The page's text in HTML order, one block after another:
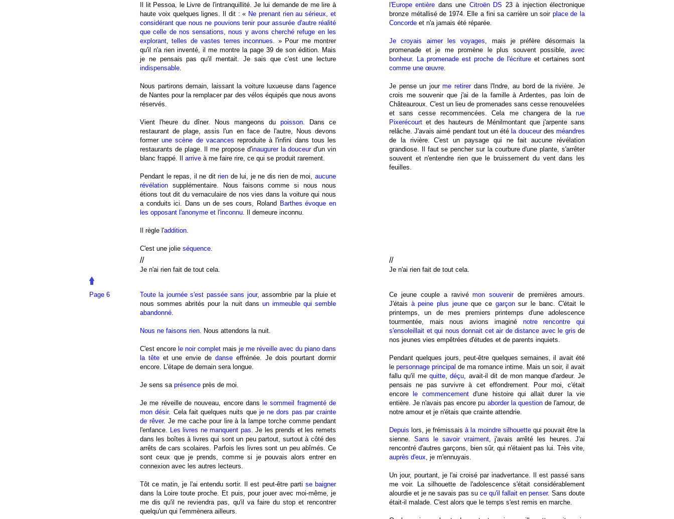
Il lit Pessoa, le Livre de l'intranquillité. Je lui demande de me lire à
haute voix quelques lignes. Il dit : « Ne prenant rien au sérieux, et
considérant que nous ne pouvions tenir pour assurée d'autre réalité
que celle de nos sensations, nous y avons cherché refuge en les
explorant, telles de vastes terres inconnues. » Pour me montrer
qu'il n'a rien inventé, il me montre la page 39 de son édition. Mais
je ne pensais pas qu'il mentait. Je sais que c'est une lecture
indispensable.
Nous partirons demain, laissant la voiture luxueuse dans l'agence
de Nantes pour la remplacer par des vélos équipés que nous avons
réservés.
Vient l'heure du dîner. Nous mangeons du poisson. Dans ce
restaurant de plage, assis l'un en face de l'autre, Nous devons
formerune scène de vacances reproduite à l'infini dans tous les
restaurants de plage. Il me propose d'inaugurer la douceurd'un vin
blanc frappé. Il arrive à me faire rire, ce qui se produit rarement.
Pendant le repas, il ne ditrien de lui, je ne dis rien de moi,aucune
révélation supplémentaire. Nous faisons comme si nous nous
étions tout dit du vernaculaire de nos vies dans la voiture qui nous
a conduits ici. Dans un de ses cours, Roland Barthes évoque en
les opposant l'anonyme et l'inconnu. Il demeure inconnu.
Il règle l'addition.
C'est une jolie séquence.
l'Europe entière dans une Citroën DS 23 à injection électronique
bronze métallisé de 1974. Elle a fini sa carrière un soir place de la
Concorde et n'a jamais été réparée.
Je croyais aimer les voyages, mais je préfère désormais la
promenade et je me promène le plus souvent possible, avec
bonheur. La promenade est proche de l'écritureet certaines sont
comme une œuvre.
Je pense un jourme retirerdans l'Indre, au bord de la rivière. Je
crois me souvenir que j'ai de la famille à Ardentes, pas loin de
Châteauroux. C'est un lieu de promenades sans cesse renouvelées
et sans cesse recommencées. Cela me changera de la rue
Pixerécourt et des hauteurs de Ménilmontant que j'arpente sans
relâche. J'avais aimé pendant tout un été la douceurdesméandres
de la rivière. C'est un paysage qui ne fait aucune révélation
grandiose. Il faut se pencher sur la courbure d'une plante, s'arrêter
souvent et n'entendre rien que le bruissement du vent dans les
feuilles.
//
Je n'ai rien fait de tout cela.
//
Je n'ai rien fait de tout cela.
Page 6 Toute la journée s'est passée sans jour, assombrie par la pluie et
nous sommes abrités pour la nuit dans un immeuble qui semble
abandonné.
Nous ne faisons rien. Nous attendons la nuit.
C'est encore le noir complet mais je me réveille avec du piano dans
la têteet une envie de danseeffrénée. Je dois pourtant dormir
encore. L'étape de demain sera longue.
Je sens sa présence près de moi.
Je me réveille de nouveau, encore dans le sommeil fragmenté de
mon désir. Cela fait quelques nuits que je ne dors pas par crainte
de rêver. Je me cache pour lire à la lampe torche comme pendant
l'enfance. Les livres ne manquent pas. Je les prends et les remets
dans les boîtes à livres qui sont un peu partout, surtout à côté des
arrêts de cars scolaires. Parfois les livres sont un peu abîmés. Ce
sont ceux que je prends, comme si je pouvais alors entrer en
connexion avec les autres lecteurs.
Tôt ce matin, je l'ai entendu sortir. Il est peut-être parti se baigner
dans la Loire toute proche. Et puis, pour jouer avec moi-même, je
me dis qu'il ne reviendra pas, qu'il va faire du stop et rencontrer
quelqu'un qui l'emmènera ailleurs.
Ce jeune couple a ravivémon souvenirde premières amours.
J'étais à peine plus jeuneque ce garçonsur le banc. C'était le
printemps, un de mes premiers printemps d'une adolescence
tourmentée, mais nous avions imaginé notre rencontre qui
s'ensoleillait et qui nous donnait cet air de distance avec le gris de
nos jeunes vies empêtrées d'études et de parents inquiets.
Pendant quelques jours, peut-être quelques semaines, il avait été
le personnage principal de ma romance intime. Mais un soir, il avait
fallu qu'il mequitte,déçu, avait-il dit de mon manque d'ardeur. Je
pensais ne pas survivre à cet effondrement. Pour moi, c'était
encore
le commencementd'une histoire qui allait durer la vie
entière. Je n'avais pas encore pu aborder la questionde l'amour, de
notre amour et je n'étais que crainte attendrie.
Depuis lors, je frémissaisà la moindre silhouettequi pouvait être la
sienne. Sans le savoir vraiment, j'avais arrêté les heures. J'ai
rencontré d'autres garçons, bien sûr, qui n'étaient pas lui. Très vite,
auprès d'eux, je m'ennuyais.
Un jour, pourtant, je l'ai croisé par inadvertance. Il est passé sans
me voir. La silhouette de l'adolescence s'était considérablement
alourdie et je ne savais pas su ce qu'il fallait en penser. Sans doute
était-il malade. C'est alors que le temps s'est remis en marche.